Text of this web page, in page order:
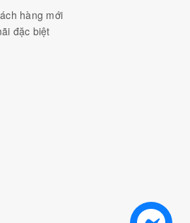
hàng mới
đặc biệt